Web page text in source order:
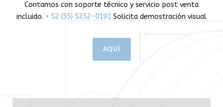
Contamos con soporte técnico y servicio post venta
incluido. + 52 (55) 5352-0191 Solicita demostración visual
AQUÍ